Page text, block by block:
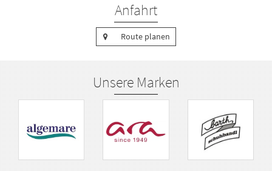
Anfahrt
Route planen
Unsere Marken